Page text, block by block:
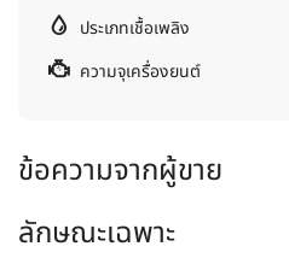
ประเภทเชื้อเพลิง
ความจุเครื่องยนต์
ข้อความจากผู้ขาย
ลักษณะเฉพาะ